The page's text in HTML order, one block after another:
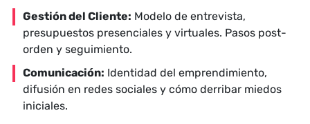
Gestión del Cliente: Modelo de entrevista,
presupuestos presenciales y virtuales. Pasos post-
orden y seguimiento.
Comunicación: Identidad del emprendimiento,
difusión en redes sociales y cómo derribar miedos
iniciales.